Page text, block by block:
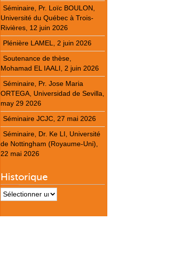
Séminaire, Pr. Loïc BOULON,
Université du Québec à Trois-
Rivières, 12 juin 2026
Plénière LAMEL, 2 juin 2026
Soutenance de thèse,
Mohamad EL IAALI, 2 juin 2026
Séminaire, Pr. Jose Maria
ORTEGA, Universidad de Sevilla,
may 29 2026
Séminaire JCJC, 27 mai 2026
Séminaire, Dr. Ke LI, Université
de Nottingham (Royaume-Uni),
22 mai 2026
Historique
Historique